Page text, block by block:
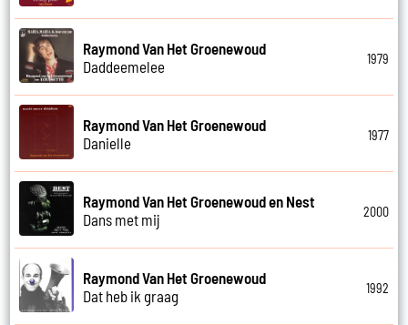
Raymond Van Het Groenewoud
Daddeemelee
1979
Raymond Van Het Groenewoud
Danielle
1977
Raymond Van Het Groenewoud en Nest
Dans met mij
2000
Raymond Van Het Groenewoud
Dat heb ik graag
1992